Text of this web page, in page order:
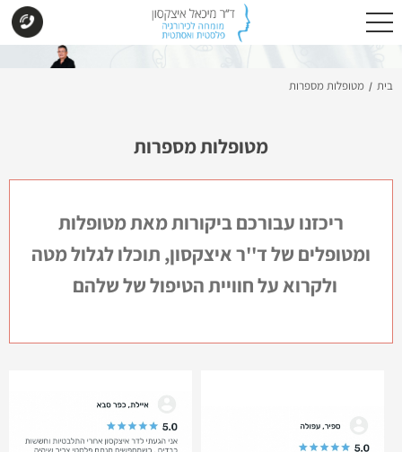
בית / מטופלות מספרות
מטופלות מספרות
ריכזנו עבורכם ביקורות מאת מטופלות
ומטופלים של ד''ר איצקסון, תוכלו לגלול מטה
ולקרוא על חוויית הטיפול של שלהם